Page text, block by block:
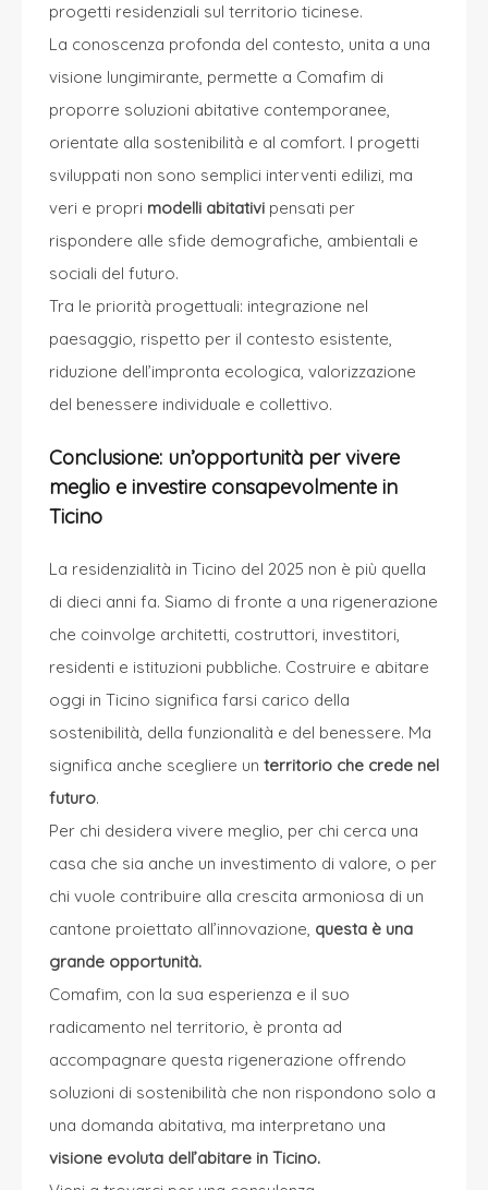
progetti residenziali sul territorio ticinese.
La conoscenza profonda del contesto, unita a una
visione lungimirante, permette a Comafim di
proporre soluzioni abitative contemporanee,
orientate alla sostenibilità e al comfort. I progetti
sviluppati non sono semplici interventi edilizi, ma
veri e propri modelli abitativi pensati per
rispondere alle sfide demografiche, ambientali e
sociali del futuro.
Tra le priorità progettuali: integrazione nel
paesaggio, rispetto per il contesto esistente,
riduzione dell’impronta ecologica, valorizzazione
del benessere individuale e collettivo.
Conclusione: un’opportunità per vivere
meglio e investire consapevolmente in
Ticino
La residenzialità in Ticino del 2025 non è più quella
di dieci anni fa. Siamo di fronte a una rigenerazione
che coinvolge architetti, costruttori, investitori,
residenti e istituzioni pubbliche. Costruire e abitare
oggi in Ticino significa farsi carico della
sostenibilità, della funzionalità e del benessere. Ma
significa anche scegliere un territorio che crede nel
futuro.
Per chi desidera vivere meglio, per chi cerca una
casa che sia anche un investimento di valore, o per
chi vuole contribuire alla crescita armoniosa di un
cantone proiettato all’innovazione, questa è una
grande opportunità.
Comafim, con la sua esperienza e il suo
radicamento nel territorio, è pronta ad
accompagnare questa rigenerazione offrendo
soluzioni di sostenibilità che non rispondono solo a
una domanda abitativa, ma interpretano una
visione evoluta dell’abitare in Ticino.